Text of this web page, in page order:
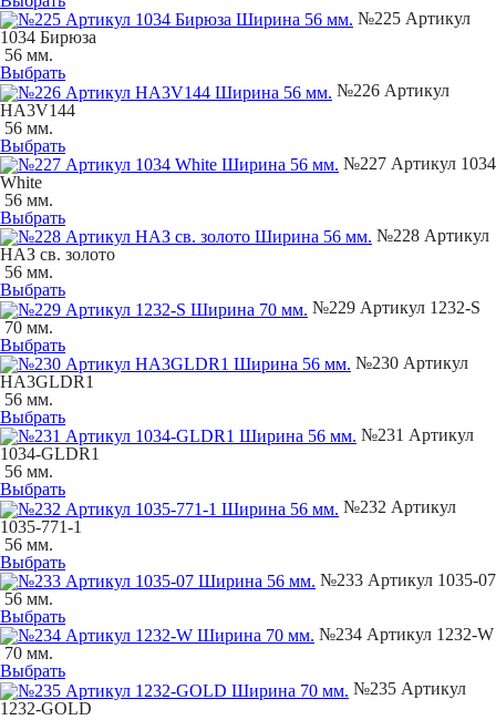
№225 Артикул
1034 Бирюза
56 мм.
Выбрать
№226 Артикул
НA3V144
56 мм.
Выбрать
№227 Артикул 1034
White
56 мм.
Выбрать
№228 Артикул
НАЗ св. золото
56 мм.
Выбрать
№229 Артикул 1232-S
70 мм.
Выбрать
№230 Артикул
НA3GLDR1
56 мм.
Выбрать
№231 Артикул
1034-GLDR1
56 мм.
Выбрать
№232 Артикул
1035-771-1
56 мм.
Выбрать
№233 Артикул 1035-07
56 мм.
Выбрать
№234 Артикул 1232-W
70 мм.
Выбрать
№235 Артикул
1232-GOLD